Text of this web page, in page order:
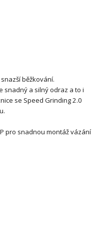
běžkování.
snadný a silný odraz a to i
se Speed Grinding 2.0
pro snadnou montáž vázání